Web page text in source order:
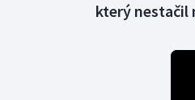
který nestačil